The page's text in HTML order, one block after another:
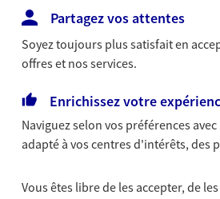
votre vie, c'est ainsi que nous
la confiance et la proximité.
connaître que nous
Partagez vos attentes
Soyez toujours plus satisfait en
offres et nos services.
Enrichissez votre
Naviguez selon vos préférences avec
adapté à vos centres d'intérêts, des
Vous êtes libre de les accepter, de